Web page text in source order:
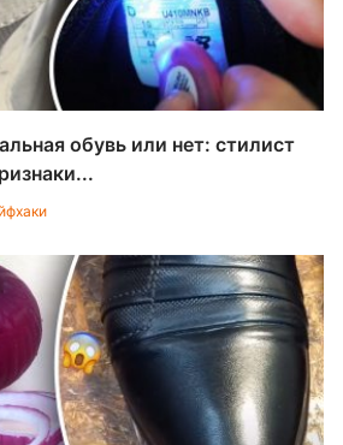
обувь или нет: стилист